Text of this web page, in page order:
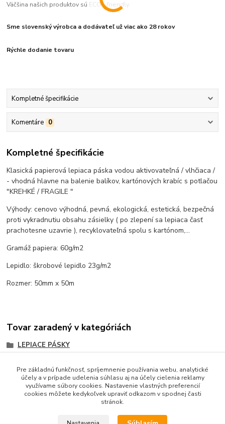
Väčšina našich produktov sú ECO - friendly.
Sme slovenský výrobca a dodávateľ už viac ako 28 rokov
Rýchle dodanie tovaru
Kompletné špecifikácie
Komentáre 0
Kompletné špecifikácie
Klasická papierová lepiaca páska vodou aktivovateľná / vlhčiaca /
- vhodná hlavne na balenie balíkov, kartónových krabíc s potlačou
"KREHKÉ / FRAGILE "
Výhody: cenovo výhodná, pevná, ekologická, estetická, bezpečná
proti vykradnutiu obsahu zásielky ( po zlepení sa lepiaca časť
prachotesne uzavrie ), recyklovateľná spolu s kartónom,...
Gramáž papiera: 60g/m2
Lepidlo: škrobové lepidlo 23g/m2
Rozmer: 50mm x 50m
Tovar zaradený v kategóriách
LEPIACE PÁSKY
HNEDÉ
Pre základnú funkčnosť, spríjemnenie používania webu, analytické
účely a v prípade udelenia súhlasu aj na účely cielenia reklamy
využívame súbory cookies. Nastavenie vlastných preferencií
cookies môžete kedykoľvek upraviť odkazom v spodnej časti
stránok.